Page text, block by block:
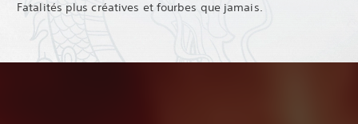
Fatalités plus créatives et fourbes que jamais.